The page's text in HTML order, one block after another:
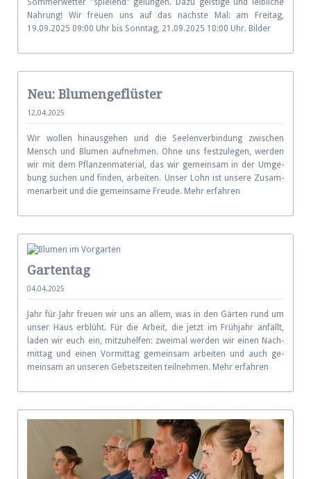
Sommerwetter "spielend" gelungen. Dazu geistige und leibliche
Nahrung! Wir freuen uns auf das nächste Mal: am Freitag,
19.09.2025 09:00 Uhr bis Sonntag, 21.09.2025 10:00 Uhr. Bilder
Neu: Blumengeflüster
12.04.2025
Wir wollen hinausgehen und die Seelen­verbin­dung zwischen
Mensch und Blumen auf­neh­men. Ohne uns fest­zu­le­gen, wer­den
wir mit dem Pflanzen­ma­terial, das wir gemein­sam in der Um­ge­
bung suchen und finden, ar­bei­ten. Unser Lohn ist unsere Zu­sam­
men­ar­beit und die ge­mein­same Freude. Mehr erfahren
Gartentag
04.04.2025
Jahr für Jahr freuen wir uns an allem, was in den Gärten rund um
unser Haus erblüht. Für die Arbeit, die jetzt im Frühjahr anfällt,
laden wir euch ein, mit­zu­hel­fen: zwei­mal wer­den wir einen Nach­
mit­tag und einen Vor­mit­tag ge­mein­sam ar­bei­ten und auch ge­
mein­sam an un­se­ren Gebets­zei­ten teilnehmen. Mehr erfahren